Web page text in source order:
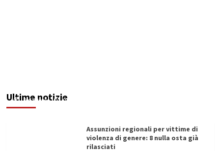
Ultime notizie
Redazione 07/08/2026
Assunzioni regionali per vittime di
violenza di genere: 8 nulla osta già
rilasciati